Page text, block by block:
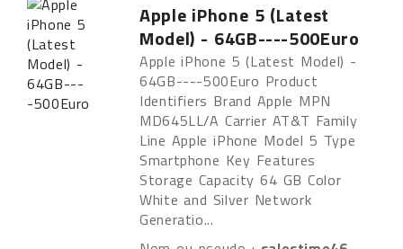
Apple iPhone 5 (Latest
Model) - 64GB----500Euro
Apple iPhone 5 (Latest Model) -
64GB----500Euro Product
Identifiers Brand Apple MPN
MD645LL/A Carrier AT&T Family
Line Apple iPhone Model 5 Type
Smartphone Key Features
Storage Capacity 64 GB Color
White and Silver Network
Generatio...